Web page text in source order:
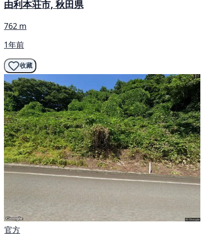
由利本荘市, 秋田県
762 m
1年前
收藏
官方